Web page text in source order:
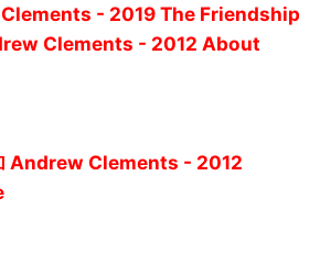
- 2019 The Friendship
Clements - 2012 About
Andrew Clements - 2012